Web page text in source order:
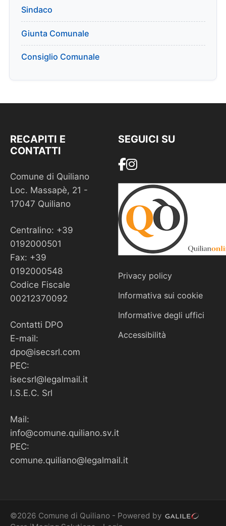
Sindaco
Giunta Comunale
Consiglio Comunale
RECAPITI E
CONTATTI
Comune di Quiliano
Loc. Massapè, 21 -
17047 Quiliano
Centralino: +39
0192000501
Fax: +39
0192000548
Codice Fiscale
00212370092
Contatti DPO
E-mail:
dpo@isecsrl.com
PEC:
isecsrl@legalmail.it
I.S.E.C. Srl
Mail:
info@comune.quiliano.sv.it
PEC:
comune.quiliano@legalmail.it
SEGUICI SU
Privacy policy
Informativa sui cookie
Informative degli uffici
Accessibilità
©2026 Comune di Quiliano - Powered by